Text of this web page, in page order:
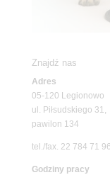
Znajdź nas
Adres
05-120 Legionowo
ul. Piłsudskiego 31,
pawilon 134
tel./fax. 22 784 71 96
Godziny pracy